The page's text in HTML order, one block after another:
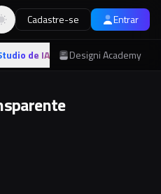
Alternar tema
Cadastre-se Entrar
de IA Designi Academy